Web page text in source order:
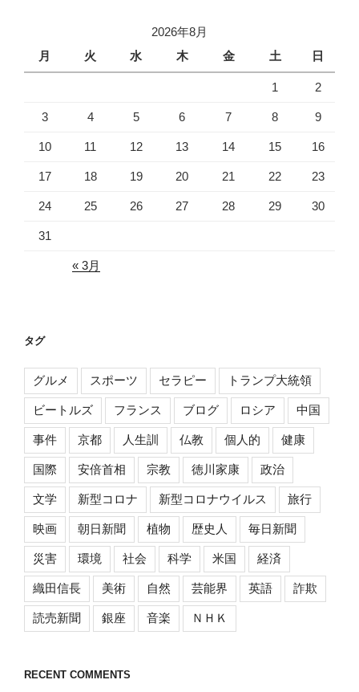
2026年8月
月
火 水 木 金 土 日
1 2
3 4 5 6 7 8 9
10 11 12 13 14 15 16
17 18 19 20 21 22 23
24 25 26 27 28 29 30
31
« 3月
タグ
グルメ スポーツ セラピー トランプ大統領
ビートルズ フランス ブログ ロシア 中国
事件 京都 人生訓 仏教 個人的 健康
国際 安倍首相 宗教 徳川家康 政治
文学 新型コロナ 新型コロナウイルス 旅行
映画 朝日新聞 植物 歴史人 毎日新聞
災害 環境 社会 科学 米国 経済
織田信長 美術 自然 芸能界 英語 詐欺
読売新聞 銀座 音楽 ＮＨＫ
RECENT COMMENTS